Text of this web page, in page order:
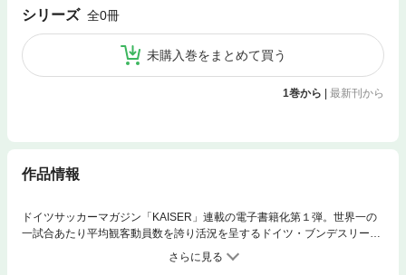
シリーズ 全0冊
未購入巻をまとめて買う
1巻から 最新刊から
作品情報
ドイツサッカーマガジン「KAISER」連載の電子書籍化第１弾。世界一の
一試合あたり平均観客動員数を誇り活況を呈するドイツ・ブンデスリー
ガ。W杯ブラジル大会にて圧倒的強さで4回目の優勝を遂げたドイツサッ
カーの強さはいかに育まれたのか。日本スポーツ界が学ぶべきものとは？